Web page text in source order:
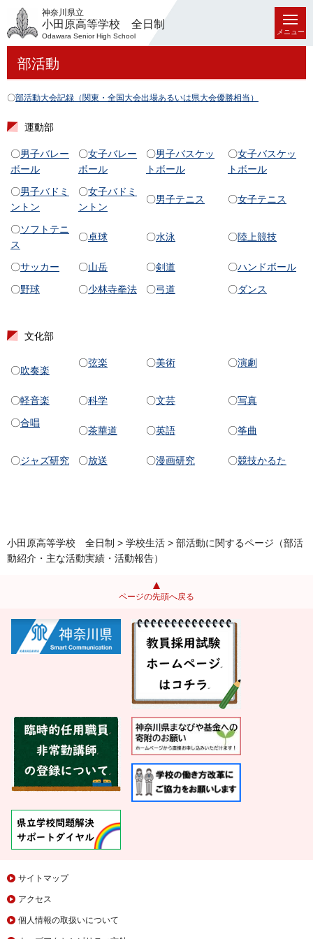
神奈川県立
小田原高等学校 全日制
Odawara Senior High School
メニュー
部活動
〇部活動大会記録（関東・全国大会出場あるいは県大会優勝相当）
運動部
〇男子バレー
ボール
〇女子バレー
ボール
〇男子バスケッ
トボール
〇女子バスケッ
トボール
〇男子バドミ
ントン
〇女子バドミ
ントン
〇男子テニス 〇女子テニス
〇ソフトテニ
ス
〇卓球 〇水泳 〇陸上競技
〇サッカー 〇山岳 〇剣道 〇ハンドボール
〇野球 〇少林寺拳法 〇弓道 〇ダンス
文化部
〇吹奏楽
〇弦楽 〇美術 〇演劇
〇軽音楽 〇科学 〇文芸 〇写真
〇合唱
〇茶華道 〇英語 〇筝曲
〇ジャズ研究 〇放送 〇漫画研究 〇競技かるた
小田原高等学校 全日制 > 学校生活 > 部活動に関するページ（部活
動紹介・主な活動実績・活動報告）
ページの先頭へ戻る
サイトマップ
アクセス
個人情報の取扱いについて